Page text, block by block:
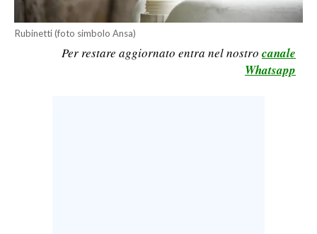
BASKET
VOLLEY
Rubinetti (foto simbolo Ansa)
Per restare aggiornato entra nel nostro canale
Whatsapp